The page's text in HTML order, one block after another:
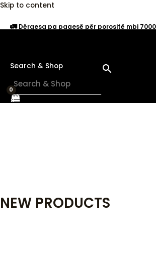
Skip to content
🚛Dërgesa pa pagesë për porositë mbi
Search & Shop
×
NEW PRODUCTS